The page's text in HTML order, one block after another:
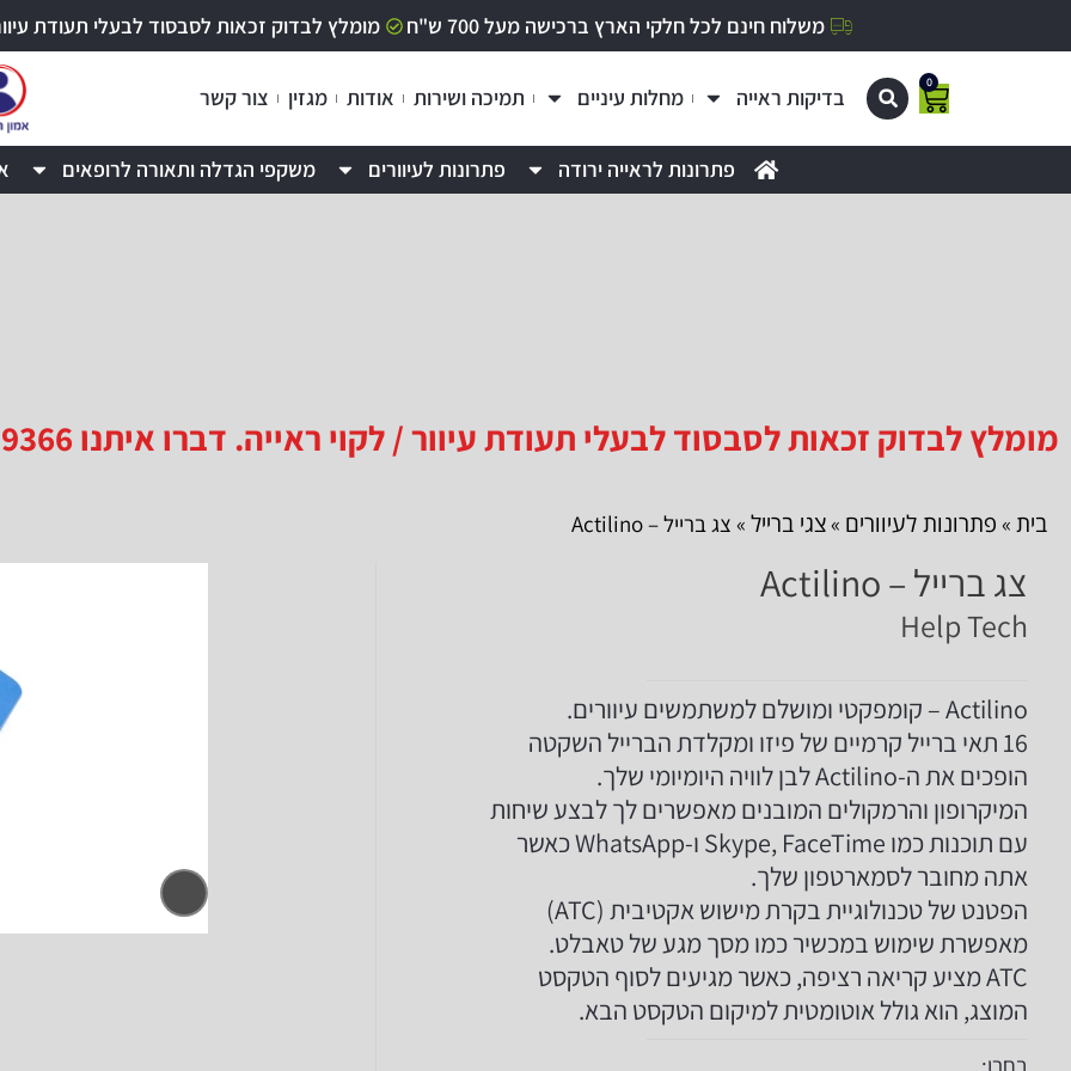
משלוח חינם לכל חלקי הארץ ברכישה מעל 700 ש"ח מומלץ לבדוק זכאות לסבסוד לבעלי תעודת עיוור /
0
בדיקות ראייה מחלות עיניים תמיכה ושירות אודות מגזין צור קשר
פתרונות לראייה ירודה פתרונות לעיוורים משקפי הגדלה ותאורה לרופאים
מומלץ לבדוק זכאות לסבסוד לבעלי תעודת עיוור / לקוי ראייה. דברו איתנו 09-9529366
בית » פתרונות לעיוורים »צגי ברייל » צג ברייל – Actilino
צג ברייל – Actilino
Help Tech
Actilino – קומפקטי ומושלם למשתמשים עיוורים.
16 תאי ברייל קרמיים של פיזו ומקלדת הברייל השקטה
הופכים את ה-Actilino לבן לוויה היומיומי שלך.
המיקרופון והרמקולים המובנים מאפשרים לך לבצע שיחות
עם תוכנות כמו Skype, FaceTime ו-WhatsApp כאשר
אתה מחובר לסמארטפון שלך.
הפטנט של טכנולוגיית בקרת מישוש אקטיבית (ATC)
מאפשרת שימוש במכשיר כמו מסך מגע של טאבלט.
ATC מציע קריאה רציפה, כאשר מגיעים לסוף הטקסט
המוצג, הוא גולל אוטומטית למיקום הטקסט הבא.
בחרו: